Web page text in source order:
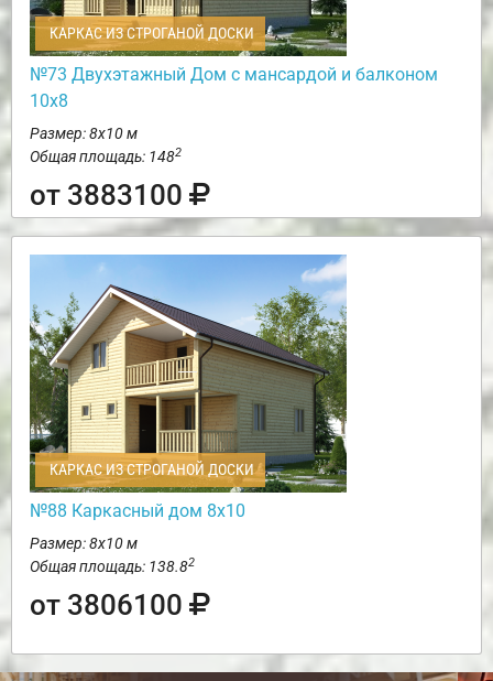
КАРКАС ИЗ СТРОГАНОЙ ДОСКИ
№73 Двухэтажный Дом с мансардой и балконом
10х8
Размер: 8х10 м
Общая площадь: 1482
от 3883100
КАРКАС ИЗ СТРОГАНОЙ ДОСКИ
№88 Каркасный дом 8х10
Размер: 8х10 м
Общая площадь: 138.82
от 3806100